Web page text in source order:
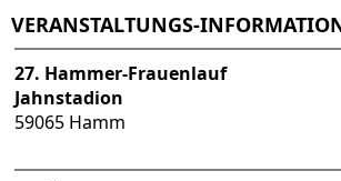
VERANSTALTUNGS-
27. Hammer-Frauenlauf
Jahnstadion
59065 Hamm